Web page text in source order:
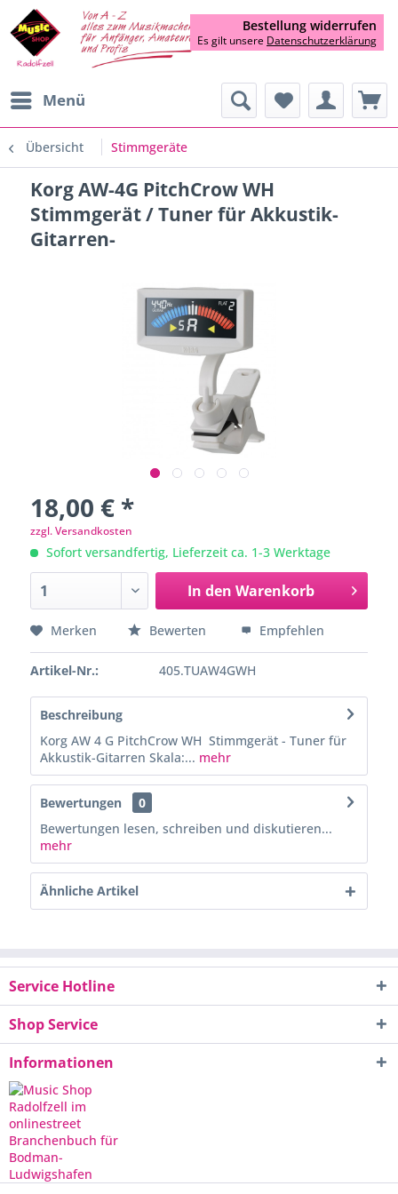
Menü
Übersicht Stimmgeräte
Korg AW-4G PitchCrow WH
Stimmgerät / Tuner für Akkustik-
Gitarren-
18,00 € *
zzgl. Versandkosten
Sofort versandfertig, Lieferzeit ca. 1-3 Werktage
In den Warenkorb
Merken Bewerten Empfehlen
Artikel-Nr.: 405.TUAW4GWH
Beschreibung
Korg AW 4 G PitchCrow WH Stimmgerät - Tuner für
Akkustik-Gitarren Skala:... mehr
Bewertungen
0
Bewertungen lesen, schreiben und diskutieren...
mehr
Ähnliche Artikel
Service Hotline
Shop Service
Informationen
Bestellung widerrufen
Es gilt unsere Datenschutzerklärung